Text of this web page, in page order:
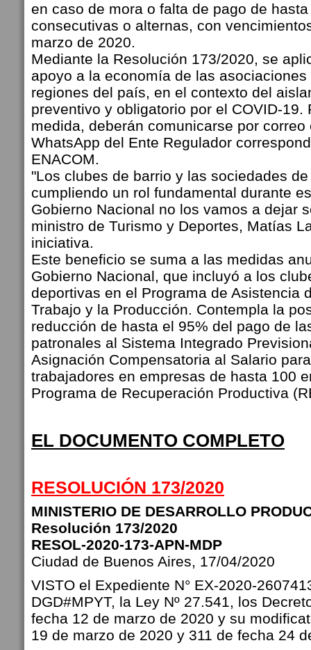
en caso de mora o falta de pago de
consecutivas o alternas, con
marzo de 2020.
Mediante la Resolución 173/2020, se
apoyo a la economía de las
regiones del país, en el contexto del
preventivo y obligatorio por el COVID-19.
medida, deberán comunicarse por
WhatsApp del Ente Regulador
ENACOM.
"Los clubes de barrio y las sociedades
cumpliendo un rol fundamental durante
Gobierno Nacional no los vamos a dejar
ministro de Turismo y Deportes, Matías
iniciativa.
Este beneficio se suma a las medidas
Gobierno Nacional, que incluyó a los
deportivas en el Programa de Asistencia
Trabajo y la Producción. Contempla la
reducción de hasta el 95% del pago de
patronales al Sistema Integrado
Asignación Compensatoria al Salario
trabajadores en empresas de hasta 100
Programa de Recuperación Productiva
EL DOCUMENTO COMPLETO
RESOLUCIÓN 173/2020
MINISTERIO DE DESARROLLO
Resolución 173/2020
RESOL-2020-173-APN-MDP
Ciudad de Buenos Aires, 17/04/2020
VISTO el Expediente N° EX-2020-
DGD#MPYT, la Ley Nº 27.541, los
fecha 12 de marzo de 2020 y su
19 de marzo de 2020 y 311 de fecha 24